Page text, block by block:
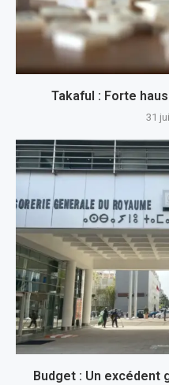
Takaful : Forte
31
Budget : Un excédent